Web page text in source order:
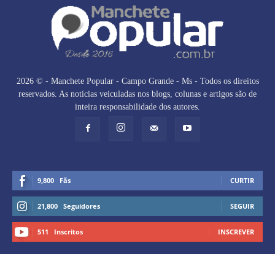
2026 © - Manchete Popular - Campo Grande - Ms - Todos os direitos
reservados. As notícias veiculadas nos blogs, colunas e artigos são de
inteira responsabilidade dos autores.
9,800 Fãs CURTIR
21,800 Seguidores SEGUIR
511 Inscritos INSCREVER